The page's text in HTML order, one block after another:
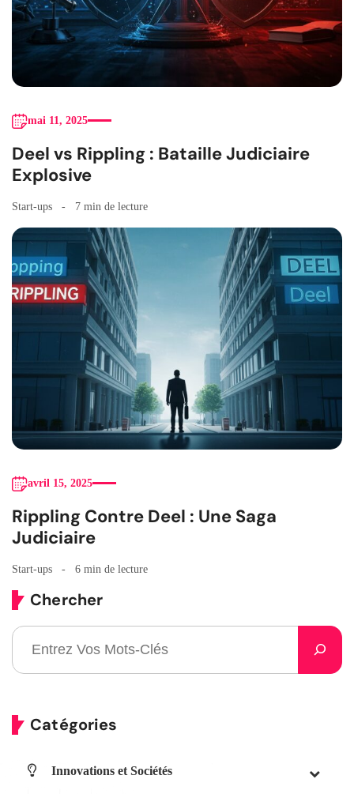
mai 11, 2025
Deel vs Rippling : Bataille Judiciaire
Explosive
Start-ups 7 min de lecture
avril 15, 2025
Rippling Contre Deel : Une Saga
Judiciaire
Start-ups 6 min de lecture
Chercher
Catégories
Innovations et Sociétés